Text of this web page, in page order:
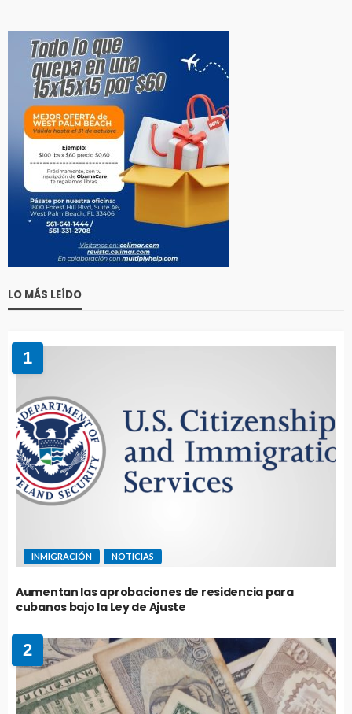
LO MÁS LEÍDO
1
INMIGRACIÓN NOTICIAS
Aumentan las aprobaciones de residencia para
cubanos bajo la Ley de Ajuste
2